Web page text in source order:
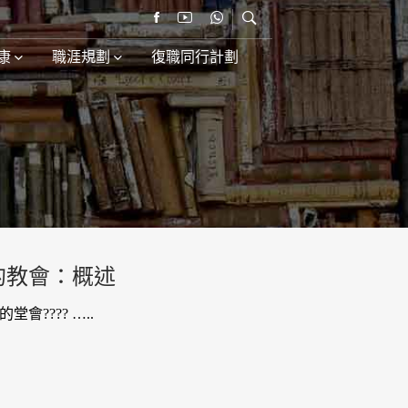
職涯規劃 復職同行計劃
會：概述
堂會???? …..